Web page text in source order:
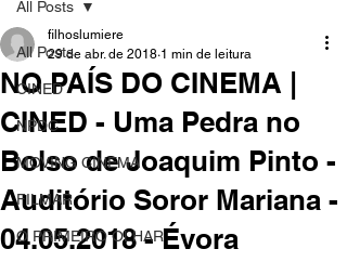
All Posts
CINED
NPDC
MOVING CINEMA
FILMAR
O PRIMEIRO OLHAR
All Posts
NO PAÍS DO CINEMA |
CINED - Uma Pedra no
Bolso de Joaquim Pinto -
Auditório Soror Mariana -
04.05.2018 - Évora
filhoslumiere
29 de abr. de 2018 1 min de leitura